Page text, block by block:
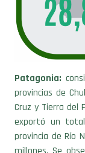
Patagonia:
provincias de
Cruz y Tierra del
exportó un total
provincia de Río
millones. Se
período anterior